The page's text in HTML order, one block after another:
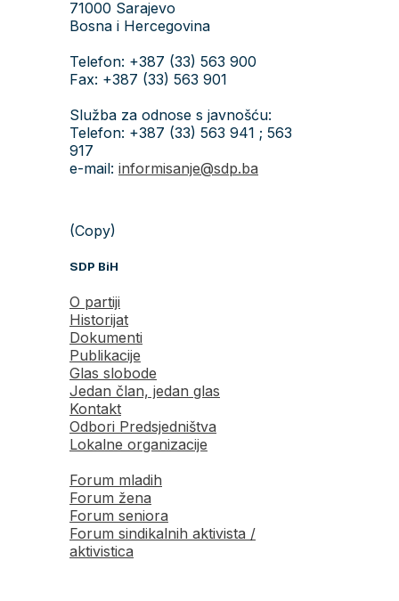
71000 Sarajevo
Bosna i Hercegovina
Telefon: +387 (33) 563 900
Fax: +387 (33) 563 901
Služba za odnose s javnošću:
Telefon: +387 (33) 563 941 ; 563
917
e-mail: informisanje@sdp.ba
(Copy)
SDP BiH
O partiji
Historijat
Dokumenti
Publikacije
Glas slobode
Jedan član, jedan glas
Kontakt
Odbori Predsjedništva
Lokalne organizacije
Forum mladih
Forum žena
Forum seniora
Forum sindikalnih aktivista /
aktivistica